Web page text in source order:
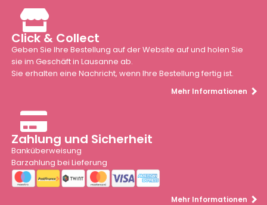
Click & Collect
Geben Sie Ihre Bestellung auf der Website auf und holen Sie
sie im Geschäft in Lausanne ab.
Sie erhalten eine Nachricht, wenn Ihre Bestellung fertig ist.
Mehr Informationen
Zahlung und Sicherheit
Banküberweisung
Barzahlung bei Lieferung
Mehr Informationen